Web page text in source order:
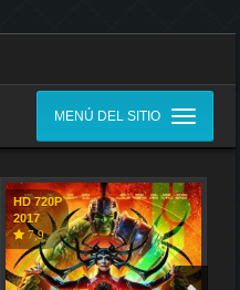
MENÚ DEL SITIO
HD 720P
2017
7,9